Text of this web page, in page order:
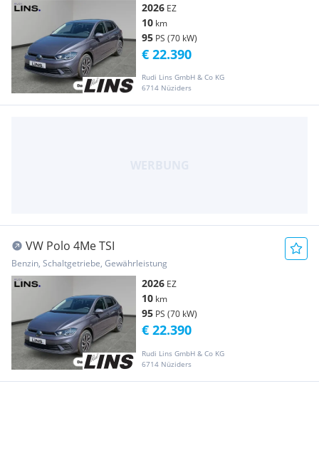
2026 EZ
10 km
95 PS (70 kW)
Rudi Lins GmbH & Co KG
6714 Nüziders
€ 22.390
VW Polo 4Me TSI
Benzin, Schaltgetriebe, Gewährleistung
2026 EZ
10 km
95 PS (70 kW)
Rudi Lins GmbH & Co KG
6714 Nüziders
€ 22.390